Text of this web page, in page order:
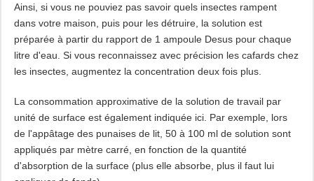
Ainsi, si vous ne pouviez pas savoir quels insectes rampent
dans votre maison, puis pour les détruire, la solution est
préparée à partir du rapport de 1 ampoule Desus pour chaque
litre d'eau. Si vous reconnaissez avec précision les cafards chez
les insectes, augmentez la concentration deux fois plus.
La consommation approximative de la solution de travail par
unité de surface est également indiquée ici. Par exemple, lors
de l'appâtage des punaises de lit, 50 à 100 ml de solution sont
appliqués par mètre carré, en fonction de la quantité
d'absorption de la surface (plus elle absorbe, plus il faut lui